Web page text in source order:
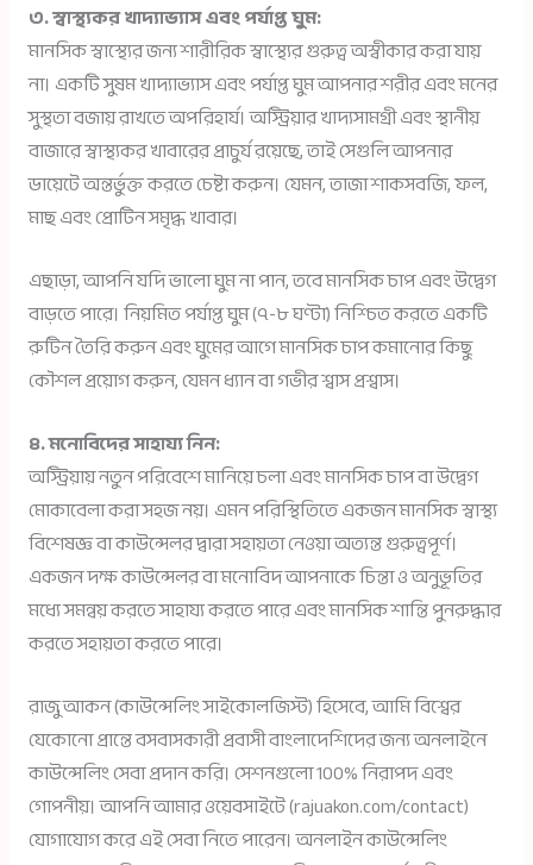
৩. স্বাস্থ্যকর খাদ্যাভ্যাস এবং পর্যাপ্ত ঘুম:
মানসিক স্বাস্থ্যের জন্য শারীরিক স্বাস্থ্যের গুরুত্ব অস্বীকার করা যায়
না। একটি সুষম খাদ্যাভ্যাস এবং পর্যাপ্ত ঘুম আপনার শরীর এবং মনের
সুস্থতা বজায় রাখতে অপরিহার্য। অস্ট্রিয়ার খাদ্যসামগ্রী এবং স্থানীয়
বাজারে স্বাস্থ্যকর খাবারের প্রাচুর্য রয়েছে, তাই সেগুলি আপনার
ডায়েটে অন্তর্ভুক্ত করতে চেষ্টা করুন। যেমন, তাজা শাকসবজি, ফল,
মাছ এবং প্রোটিন সমৃদ্ধ খাবার।
এছাড়া, আপনি যদি ভালো ঘুম না পান, তবে মানসিক চাপ এবং উদ্বেগ
বাড়তে পারে। নিয়মিত পর্যাপ্ত ঘুম (৭-৮ ঘণ্টা) নিশ্চিত করতে একটি
রুটিন তৈরি করুন এবং ঘুমের আগে মানসিক চাপ কমানোর কিছু
কৌশল প্রয়োগ করুন, যেমন ধ্যান বা গভীর শ্বাস প্রশ্বাস।
৪. মনোবিদের সাহায্য নিন:
অস্ট্রিয়ায় নতুন পরিবেশে মানিয়ে চলা এবং মানসিক চাপ বা উদ্বেগ
মোকাবেলা করা সহজ নয়। এমন পরিস্থিতিতে একজন মানসিক স্বাস্থ্য
বিশেষজ্ঞ বা কাউন্সেলর দ্বারা সহায়তা নেওয়া অত্যন্ত গুরুত্বপূর্ণ।
একজন দক্ষ কাউন্সেলর বা মনোবিদ আপনাকে চিন্তা ও অনুভূতির
মধ্যে সমন্বয় করতে সাহায্য করতে পারে এবং মানসিক শান্তি পুনরুদ্ধার
করতে সহায়তা করতে পারে।
রাজু আকন (কাউন্সেলিং সাইকোলজিস্ট) হিসেবে, আমি বিশ্বের
যেকোনো প্রান্তে বসবাসকারী প্রবাসী বাংলাদেশিদের জন্য অনলাইনে
কাউন্সেলিং সেবা প্রদান করি। সেশনগুলো 100% নিরাপদ এবং
গোপনীয়। আপনি আমার ওয়েবসাইটে (rajuakon.com/contact)
যোগাযোগ করে এই সেবা নিতে পারেন। অনলাইন কাউন্সেলিং